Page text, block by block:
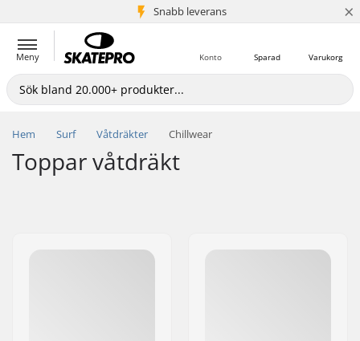
Snabb leverans
5+ milj. kunder ×
Meny Varukorg
Sparad
Konto
Hem Surf Våtdräkter Chillwear
Toppar våtdräkt